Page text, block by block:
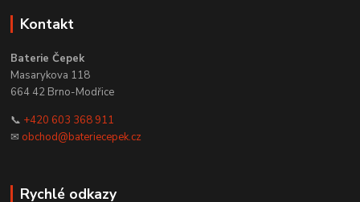
Kontakt
Baterie Čepek
Masarykova 118
664 42 Brno-Modřice
📞 +420 603 368 911
✉ obchod@bateriecepek.cz
Rychlé odkazy